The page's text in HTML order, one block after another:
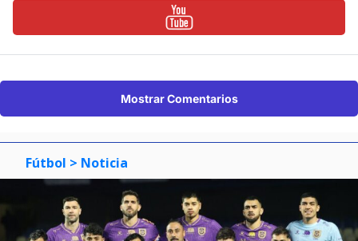
Mostrar Comentarios
Fútbol > Noticia